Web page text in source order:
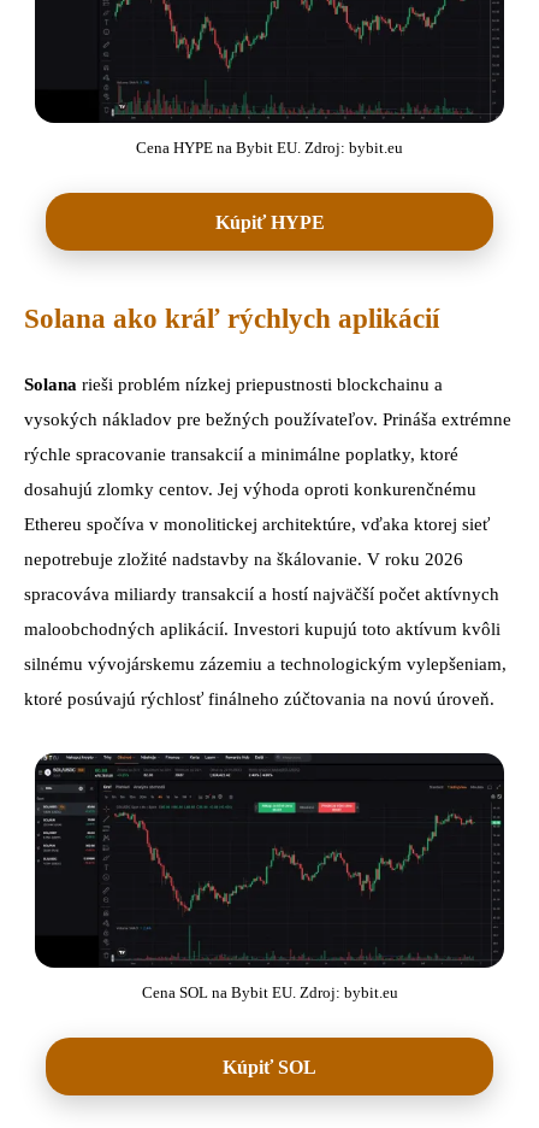
Cena HYPE na Bybit EU. Zdroj: bybit.eu
Kúpiť HYPE
Solana ako kráľ rýchlych aplikácií
Solana rieši problém nízkej priepustnosti blockchainu a
vysokých nákladov pre bežných používateľov. Prináša extrémne
rýchle spracovanie transakcií a minimálne poplatky, ktoré
dosahujú zlomky centov. Jej výhoda oproti konkurenčnému
Ethereu spočíva v monolitickej architektúre, vďaka ktorej sieť
nepotrebuje zložité nadstavby na škálovanie. V roku 2026
spracováva miliardy transakcií a hostí najväčší počet aktívnych
maloobchodných aplikácií. Investori kupujú toto aktívum kvôli
silnému vývojárskemu zázemiu a technologickým vylepšeniam,
ktoré posúvajú rýchlosť finálneho zúčtovania na novú úroveň.
Cena SOL na Bybit EU. Zdroj: bybit.eu
Kúpiť SOL